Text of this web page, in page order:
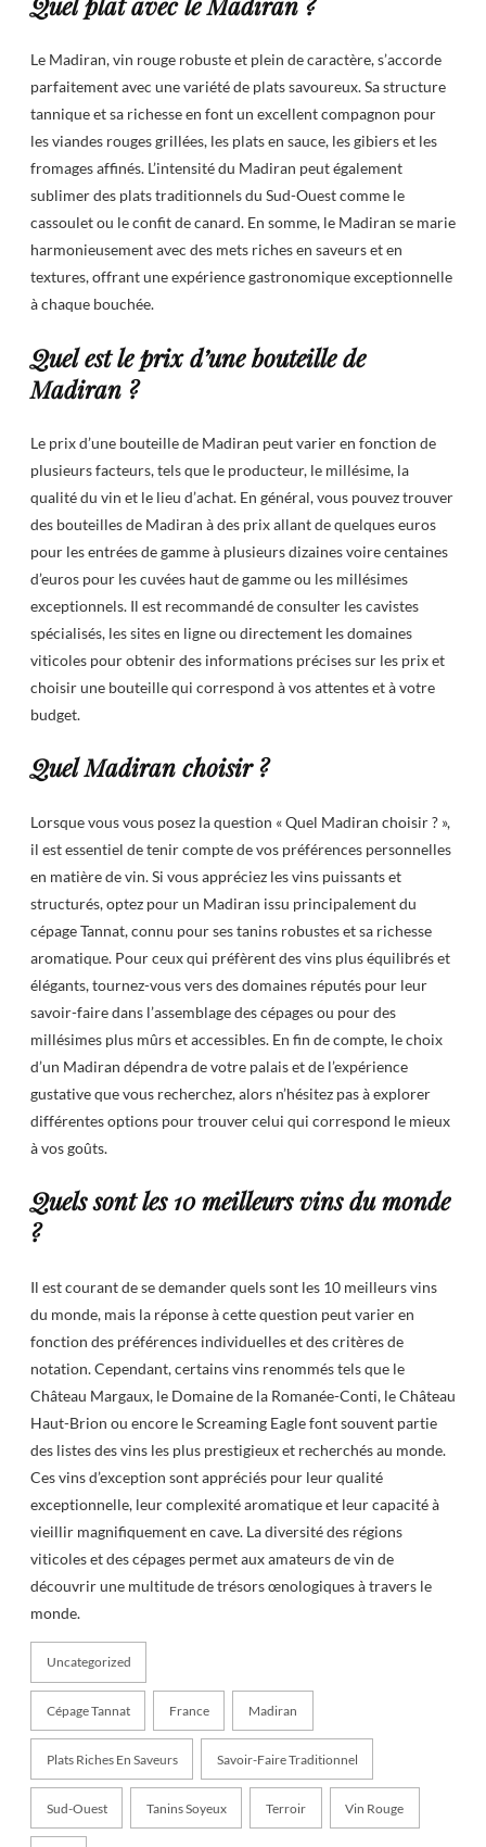
Le Madiran, vin rouge robuste et plein de caractère, s’accorde
parfaitement avec une variété de plats savoureux. Sa structure
tannique et sa richesse en font un excellent compagnon pour
les viandes rouges grillées, les plats en sauce, les gibiers et les
fromages affinés. L’intensité du Madiran peut également
sublimer des plats traditionnels du Sud-Ouest comme le
cassoulet ou le confit de canard. En somme, le Madiran se marie
harmonieusement avec des mets riches en saveurs et en
textures, offrant une expérience gastronomique exceptionnelle
à chaque bouchée.
Quel est le prix d’une bouteille de
Madiran ?
Le prix d’une bouteille de Madiran peut varier en fonction de
plusieurs facteurs, tels que le producteur, le millésime, la
qualité du vin et le lieu d’achat. En général, vous pouvez trouver
des bouteilles de Madiran à des prix allant de quelques euros
pour les entrées de gamme à plusieurs dizaines voire centaines
d’euros pour les cuvées haut de gamme ou les millésimes
exceptionnels. Il est recommandé de consulter les cavistes
spécialisés, les sites en ligne ou directement les domaines
viticoles pour obtenir des informations précises sur les prix et
choisir une bouteille qui correspond à vos attentes et à votre
budget.
Quel Madiran choisir ?
Lorsque vous vous posez la question « Quel Madiran choisir ? »,
il est essentiel de tenir compte de vos préférences personnelles
en matière de vin. Si vous appréciez les vins puissants et
structurés, optez pour un Madiran issu principalement du
cépage Tannat, connu pour ses tanins robustes et sa richesse
aromatique. Pour ceux qui préfèrent des vins plus équilibrés et
élégants, tournez-vous vers des domaines réputés pour leur
savoir-faire dans l’assemblage des cépages ou pour des
millésimes plus mûrs et accessibles. En fin de compte, le choix
d’un Madiran dépendra de votre palais et de l’expérience
gustative que vous recherchez, alors n’hésitez pas à explorer
différentes options pour trouver celui qui correspond le mieux
à vos goûts.
Quels sont les 10 meilleurs vins du monde
?
Il est courant de se demander quels sont les 10 meilleurs vins
du monde, mais la réponse à cette question peut varier en
fonction des préférences individuelles et des critères de
notation. Cependant, certains vins renommés tels que le
Château Margaux, le Domaine de la Romanée-Conti, le Château
Haut-Brion ou encore le Screaming Eagle font souvent partie
des listes des vins les plus prestigieux et recherchés au monde.
Ces vins d’exception sont appréciés pour leur qualité
exceptionnelle, leur complexité aromatique et leur capacité à
vieillir magnifiquement en cave. La diversité des régions
viticoles et des cépages permet aux amateurs de vin de
découvrir une multitude de trésors œnologiques à travers le
monde.
Uncategorized
Cépage Tannat France Madiran
Plats Riches En Saveurs Savoir-Faire Traditionnel
Sud-Ouest Tanins Soyeux Terroir Vin Rouge